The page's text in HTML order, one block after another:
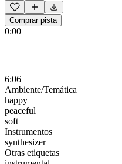
Comprar pista
0:00
6:06
Ambiente/Temática
happy
peaceful
soft
Instrumentos
synthesizer
Otras etiquetas